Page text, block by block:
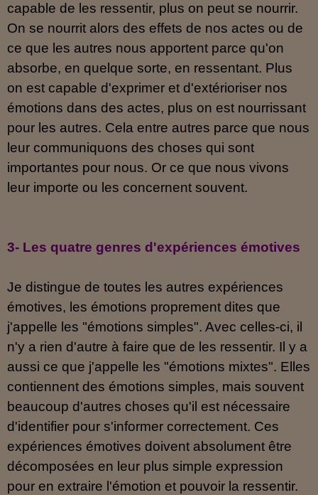
capable de les ressentir, plus on peut se nourrir.
On se nourrit alors des effets de nos actes ou de
ce que les autres nous apportent parce qu'on
absorbe, en quelque sorte, en ressentant. Plus
on est capable d'exprimer et d'extérioriser nos
émotions dans des actes, plus on est nourrissant
pour les autres. Cela entre autres parce que nous
leur communiquons des choses qui sont
importantes pour nous. Or ce que nous vivons
leur importe ou les concernent souvent.
3- Les quatre genres d'expériences émotives
Je distingue de toutes les autres expériences
émotives, les émotions proprement dites que
j'appelle les "émotions simples". Avec celles-ci, il
n'y a rien d'autre à faire que de les ressentir. Il y a
aussi ce que j'appelle les "émotions mixtes". Elles
contiennent des émotions simples, mais souvent
beaucoup d'autres choses qu'il est nécessaire
d'identifier pour s'informer correctement. Ces
expériences émotives doivent absolument être
décomposées en leur plus simple expression
pour en extraire l'émotion et pouvoir la ressentir.